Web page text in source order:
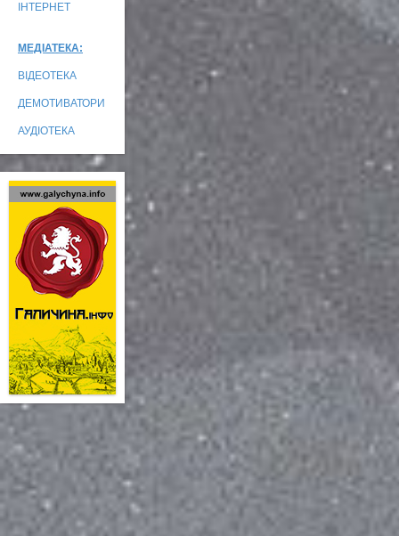
ІНТЕРНЕТ
МЕДІАТЕКА:
ВІДЕОТЕКА
ДЕМОТИВАТОРИ
АУДІОТЕКА